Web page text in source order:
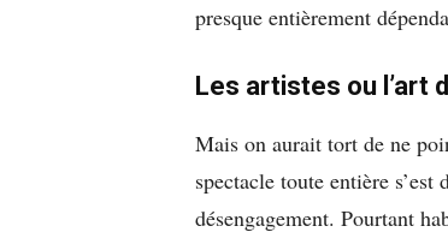
presque entièrement
Les artistes ou l’art
Mais on aurait tort de ne
spectacle toute entière
désengagement. Pourtant